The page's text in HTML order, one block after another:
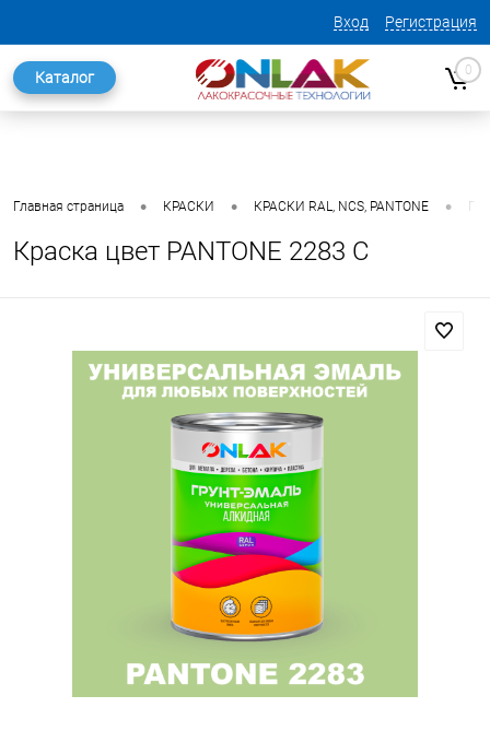
Вход Регистрация
Каталог 0
Главная страница • КРАСКИ • КРАСКИ RAL, NCS, PANTONE •
Краска цвет PANTONE 2283 C